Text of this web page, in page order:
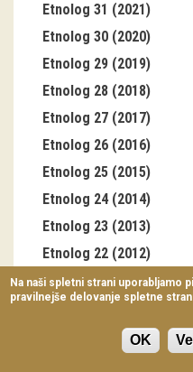
Razstavni projekti
Napovednik
Arhiv razstav
dogodki
Koledar dogodkov
Prireditve
Predavanja
Delavnice
Vodeni ogledi
Etnolog 31 (2021)
Etnolog 30 (2020)
Etnolog 29 (2019)
Etnolog 28 (2018)
Etnolog 27 (2017)
Etnolog 26 (2016)
Etnolog 25 (2015)
Etnolog 24 (2014)
Etnolog 23 (2013)
Etnolog 22 (2012)
Etnolog 21 (2011)
Etnolog 20 (2010)
Etnolog 19 (2009)
Na naši spletni strani uporabljamo
pravilnejše delovanje spletne
OK